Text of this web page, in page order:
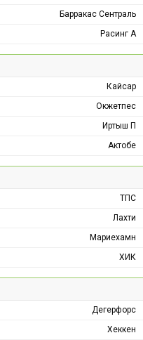
Барракас Сентраль
Расинг А
Кайсар
Окжетпес
Иртыш П
Актобе
ТПС
Лахти
Мариехамн
ХИК
Дегерфорс
Хеккен